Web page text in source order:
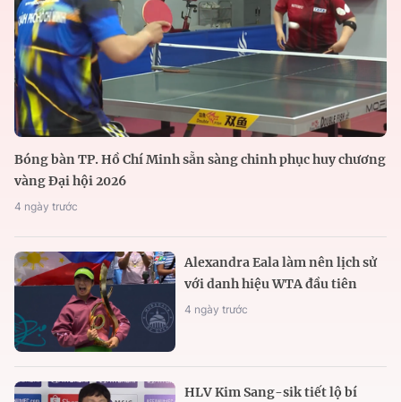
Bóng bàn TP. Hồ Chí Minh sẵn sàng chinh phục huy chương
vàng Đại hội 2026
4 ngày trước
Alexandra Eala làm nên lịch sử
với danh hiệu WTA đầu tiên
4 ngày trước
HLV Kim Sang-sik tiết lộ bí